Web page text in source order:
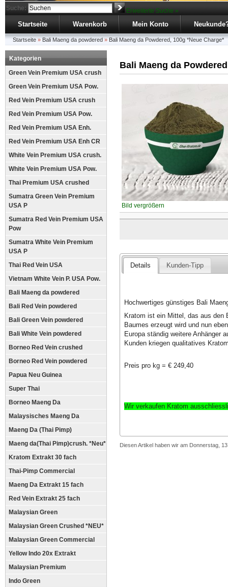
Suche: Erweiterte Suche »
Startseite Warenkorb Mein Konto
Startseite » Bali Maeng da powdered » Bali Maeng da Powdered, 100g *Neue Charge*
Kategorien
Green Vein Premium USA crush
Green Vein Premium USA Pow.
Red Vein Premium USA crush
Red Vein Premium USA Pow.
Red Vein Premium USA Enh.
Red Vein Premium USA Enh CR
White Vein Premium USA crush.
White Vein Premium USA Pow.
Thai Premium USA crushed
Sumatra Green Vein Premium
USA P
Sumatra Red Vein Premium USA
Pow
Sumatra White Vein Premium
USA P
Thai Red Vein USA
Vietnam White Vein P. USA Pow.
Bali Maeng da powdered
Bali Red Vein powdered
Bali Green Vein powdered
Bali White Vein powdered
Borneo Red Vein crushed
Borneo Red Vein powdered
Papua Neu Guinea
Super Thai
Borneo Maeng Da
Malaysisches Maeng Da
Maeng Da (Thai Pimp)
Maeng da(Thai Pimp)crush. *Neu*
Kratom Extrakt 30 fach
Thai-Pimp Commercial
Maeng Da Extrakt 15 fach
Red Vein Extrakt 25 fach
Malaysian Green
Malaysian Green Crushed *NEU*
Malaysian Green Commercial
Yellow Indo 20x Extrakt
Malaysian Premium
Indo Green
Bali Maeng da
Bild vergrößern
Details Kunden-Tipp
Hochwertiges günstiges Bali
Kratom ist ein Mittel, das aus den
Baumes erzeugt wird und nun
Europa ständig weitere Anhänger
Kunden kriegen qualitatives
Preis pro kg = € 249,40
Wir verkaufen Kratom
Diesen Artikel haben wir am Donnerstag,